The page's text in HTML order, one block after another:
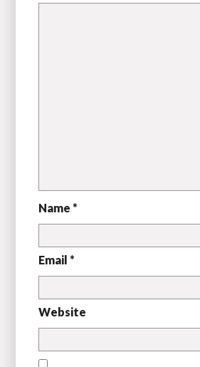
Name *
Email *
Website